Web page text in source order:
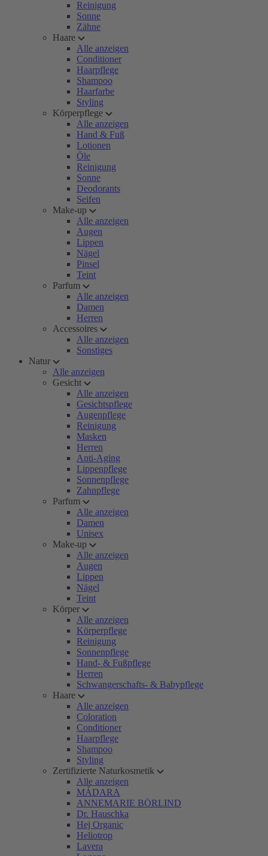
Reinigung
Sonne
Zähne
Haare
Alle anzeigen
Conditioner
Haarpflege
Shampoo
Haarfarbe
Styling
Körperpflege
Alle anzeigen
Hand & Fuß
Lotionen
Öle
Reinigung
Sonne
Deodorants
Seifen
Make-up
Alle anzeigen
Augen
Lippen
Nägel
Pinsel
Teint
Parfum
Alle anzeigen
Damen
Herren
Accessoires
Alle anzeigen
Sonstiges
Natur
Alle anzeigen
Gesicht
Alle anzeigen
Gesichtspflege
Augenpflege
Reinigung
Masken
Herren
Anti-Aging
Lippenpflege
Sonnenpflege
Zahnpflege
Parfum
Alle anzeigen
Damen
Unisex
Make-up
Alle anzeigen
Augen
Lippen
Nägel
Teint
Körper
Alle anzeigen
Körperpflege
Reinigung
Sonnenpflege
Hand- & Fußpflege
Herren
Schwangerschafts- & Babypflege
Haare
Alle anzeigen
Coloration
Conditioner
Haarpflege
Shampoo
Styling
Zertifizierte Naturkosmetik
Alle anzeigen
MÁDARA
ANNEMARIE BÖRLIND
Dr. Hauschka
Hej Organic
Heliotrop
Lavera